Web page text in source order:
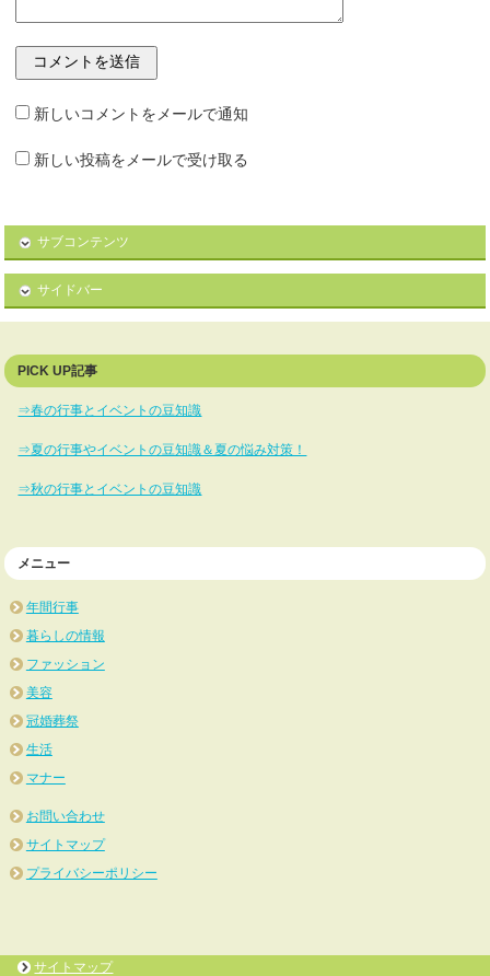
新しいコメントをメールで通知
新しい投稿をメールで受け取る
サブコンテンツ
サイドバー
PICK UP記事
⇒春の行事とイベントの豆知識
⇒夏の行事やイベントの豆知識＆夏の悩み対策！
⇒秋の行事とイベントの豆知識
メニュー
年間行事
暮らしの情報
ファッション
美容
冠婚葬祭
生活
マナー
お問い合わせ
サイトマップ
プライバシーポリシー
サイトマップ